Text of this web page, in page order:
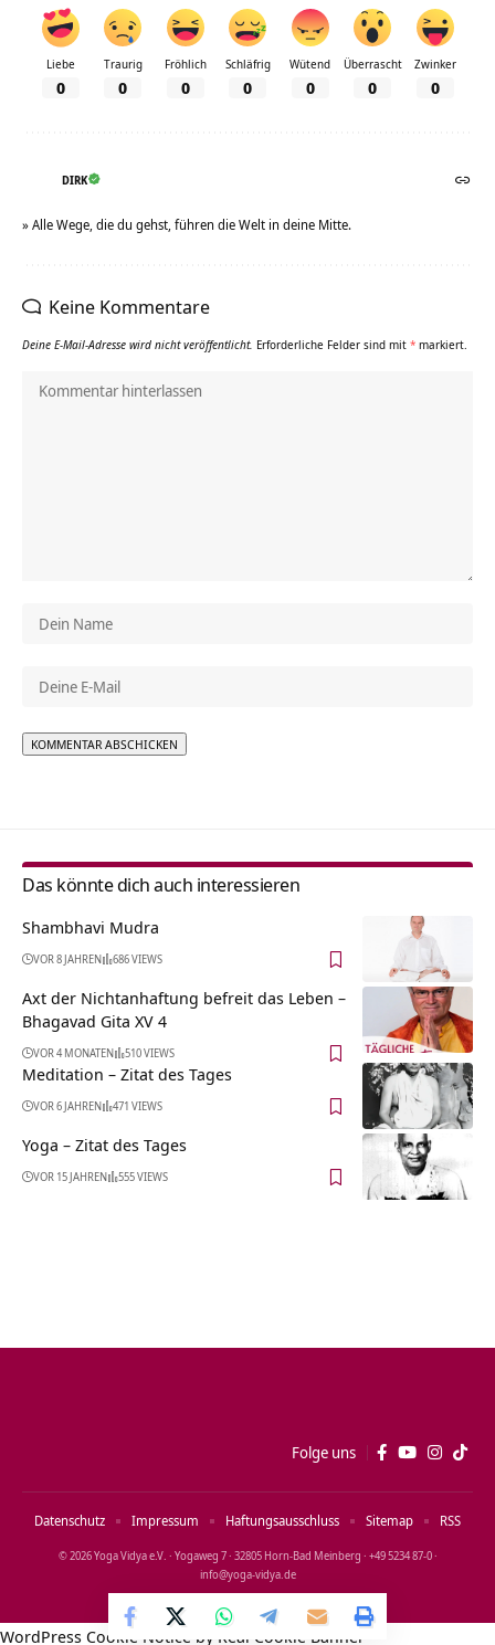
Liebe
0
Traurig
0
Fröhlich
0
Schläfrig
0
Wütend
0
Überrascht
0
Zwinker
0
DIRK
» Alle Wege, die du gehst, führen die Welt in deine Mitte.
Keine Kommentare
Deine E-Mail-Adresse wird nicht veröffentlicht. Erforderliche Felder sind mit * markiert.
Das könnte dich auch interessieren
Shambhavi Mudra
VOR 8 JAHREN 686 VIEWS
Axt der Nichtanhaftung befreit das Leben –
Bhagavad Gita XV 4
VOR 4 MONATEN 510 VIEWS
Meditation – Zitat des Tages
VOR 6 JAHREN 471 VIEWS
Yoga – Zitat des Tages
VOR 15 JAHREN 555 VIEWS
Folge uns
© 2026 Yoga Vidya e.V. · Yogaweg 7 · 32805 Horn‑Bad Meinberg · +49 5234 87‑0 ·
info@yoga‑vidya.de
Datenschutz Impressum Haftungsausschluss Sitemap RSS
WordPress Cookie Notice by Real Cookie Banner